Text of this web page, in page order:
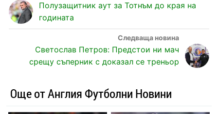
Полузащитник аут за Тотнъм до края на
годината
Светослав Петров: Предстои ни мач
срещу съперник с доказал се треньор
Още от Англия Футболни Новини